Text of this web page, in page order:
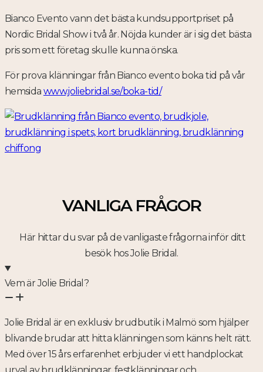
Bianco Evento vann det bästa kundsupportpriset på
Nordic Bridal Show i två år. Nöjda kunder är i sig det bästa
pris som ett företag skulle kunna önska.
För prova klänningar från Bianco evento boka tid på vår
hemsida www.joliebridal.se/boka-tid/
VANLIGA FRÅGOR
Här hittar du svar på de vanligaste frågorna inför ditt
besök hos Jolie Bridal.
Vem är Jolie Bridal?
Jolie Bridal är en exklusiv brudbutik i Malmö som hjälper
blivande brudar att hitta klänningen som känns helt rätt.
Med över 15 års erfarenhet erbjuder vi ett handplockat